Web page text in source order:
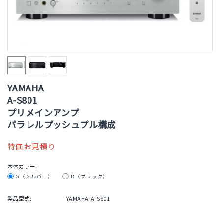
YAMAHA
A-S801
プリメインアンプ
パラレルプッシュプル構成
特価お見積り
本体カラー:
S（シルバー）
B（ブラック）
製品型式: YAMAHA-A-S801